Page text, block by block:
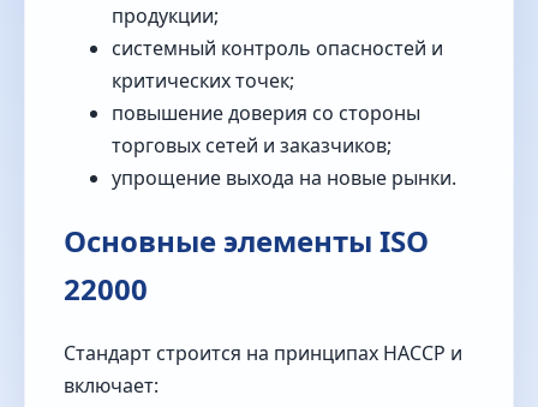
продукции;
системный контроль опасностей и
критических точек;
повышение доверия со стороны
торговых сетей и заказчиков;
упрощение выхода на новые рынки.
Основные элементы ISO
22000
Стандарт строится на принципах HACCP и
включает: